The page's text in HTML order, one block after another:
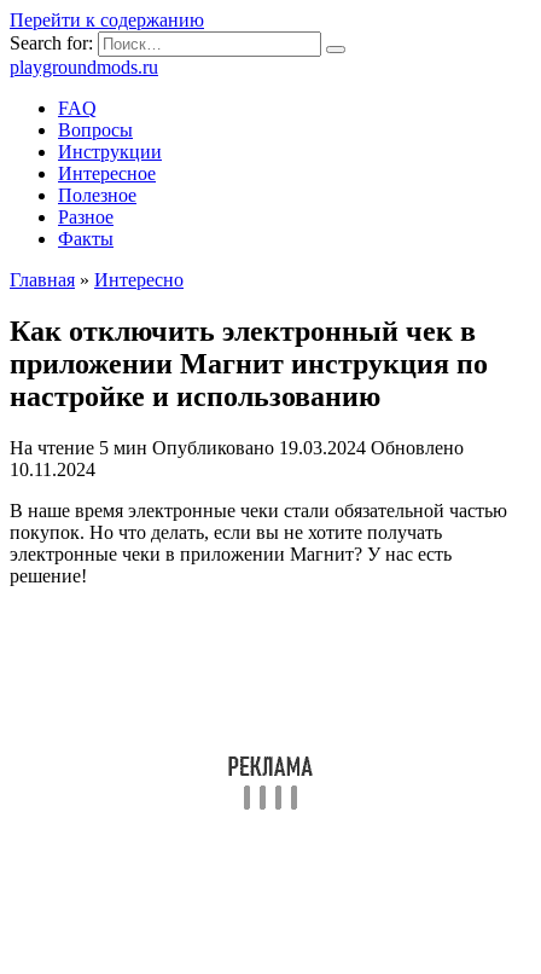
Перейти к содержанию
Search for:
playgroundmods.ru
FAQ
Вопросы
Инструкции
Интересное
Полезное
Разное
Факты
Главная » Интересно
Как отключить электронный чек в
приложении Магнит инструкция по
настройке и использованию
На чтение 5 мин Опубликовано 19.03.2024 Обновлено
10.11.2024
В наше время электронные чеки стали обязательной частью
покупок. Но что делать, если вы не хотите получать
электронные чеки в приложении Магнит? У нас есть
решение!